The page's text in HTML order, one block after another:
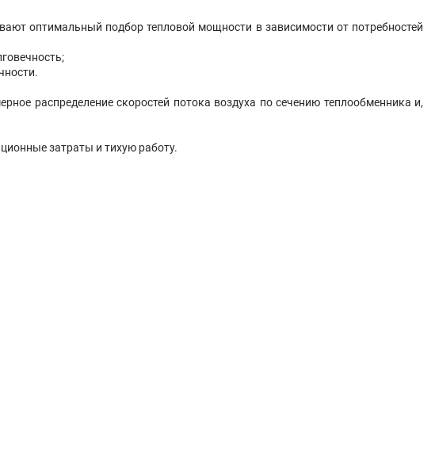
оптимальный подбор тепловой мощности в зависимости от потребностей
распределение скоростей потока воздуха по сечению теплообменника и,
затраты и тихую работу.